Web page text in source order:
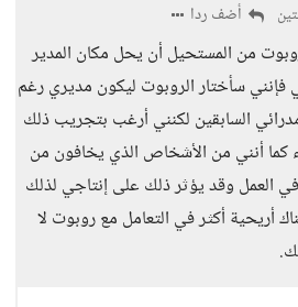
أضف ردا
من المستحيل أن يحل مكان المدير
فإنني سأختار الروبوت ليكون مديري رغم
السابقين لكنني أرغب بتجريب ذلك
أنني من الأشخاص الذي يخافون من
العمل وقد يؤثر ذلك على إنتاجي لذلك
أريحية أكثر في التعامل مع روبوت لا